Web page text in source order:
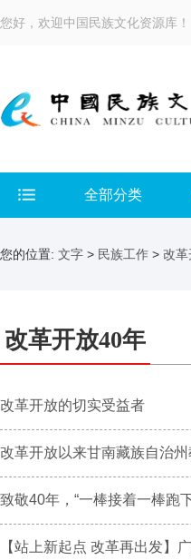
您好，欢迎中国民族文化资源库！
全部分类
您的位置: 文字 > 民族工作 > 改
改革开放40年
改革开放的切实受益者
改革开放以来甘南藏族自治
致敬40年，“一棒接着一棒跑
【站上新起点 改革再出发】